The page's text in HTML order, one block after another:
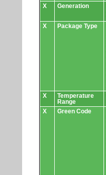
X Generation
X Package Type
X
Temperature
Range
X Green Code